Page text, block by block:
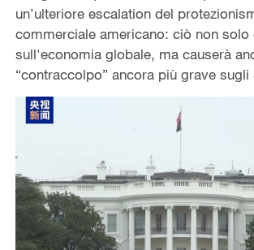
un’ulteriore escalation del
commerciale americano: ciò non
sull'economia globale, ma causerà
“contraccolpo” ancora più grave sugli